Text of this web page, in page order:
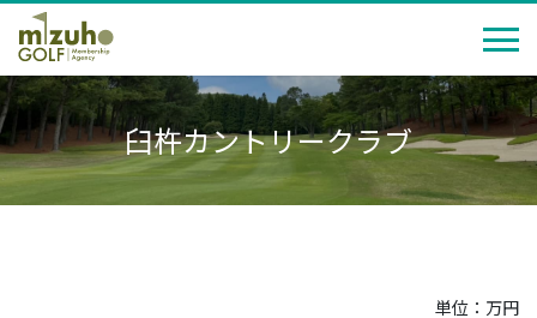
臼杵カントリークラブ
単位：万円